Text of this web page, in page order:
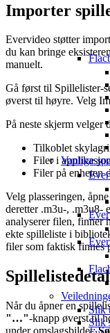
Vanlige
Slik
Slik
Importer
Evervideo støtter
du kan bringe
manuelt.
Gå først til Spillelister-
øverst til høyre. Velg
På neste skjerm velger
Tilkoblet
Filer i
Filer på enheten
Velg plasseringen,
deretter .m3u-, .m3u8-
analyserer filen, finner
ekte spilleliste i
filer som faktisk finnes
Når du åpner en
"…"-knapp øverst til